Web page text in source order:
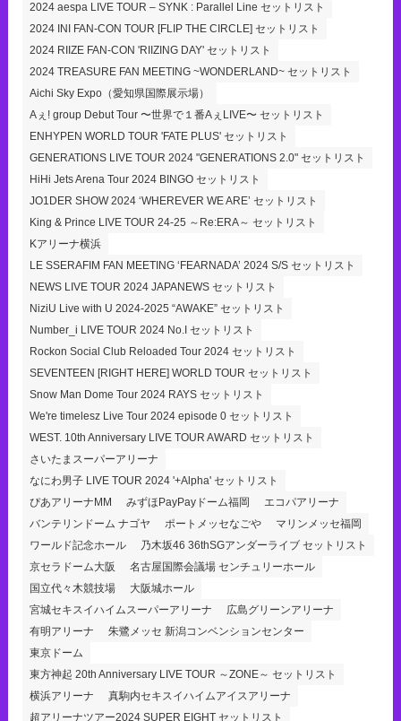
2024 aespa LIVE TOUR – SYNK : Parallel Line セットリスト
2024 INI FAN-CON TOUR [FLIP THE CIRCLE] セットリスト
2024 RIIZE FAN-CON 'RIIZING DAY' セットリスト
2024 TREASURE FAN MEETING ~WONDERLAND~ セットリスト
Aichi Sky Expo（愛知県国際展示場）
Aぇ! group Debut Tour 〜世界で１番AぇLIVE〜 セットリスト
ENHYPEN WORLD TOUR 'FATE PLUS' セットリスト
GENERATIONS LIVE TOUR 2024 "GENERATIONS 2.0" セットリスト
HiHi Jets Arena Tour 2024 BINGO セットリスト
JO1DER SHOW 2024 ‘WHEREVER WE ARE’ セットリスト
King & Prince LIVE TOUR 24-25 ～Re:ERA～ セットリスト
Kアリーナ横浜
LE SSERAFIM FAN MEETING ‘FEARNADA’ 2024 S/S セットリスト
NEWS LIVE TOUR 2024 JAPANEWS セットリスト
NiziU Live with U 2024-2025 “AWAKE” セットリスト
Number_i LIVE TOUR 2024 No.I セットリスト
Rockon Social Club Reloaded Tour 2024 セットリスト
SEVENTEEN [RIGHT HERE] WORLD TOUR セットリスト
Snow Man Dome Tour 2024 RAYS セットリスト
We're timelesz Live Tour 2024 episode 0 セットリスト
WEST. 10th Anniversary LIVE TOUR AWARD セットリスト
さいたまスーパーアリーナ
なにわ男子 LIVE TOUR 2024 '+Alpha' セットリスト
ぴあアリーナMM
みずほPayPayドーム福岡
エコパアリーナ
バンテリンドーム ナゴヤ
ポートメッセなごや
マリンメッセ福岡
ワールド記念ホール
乃木坂46 36thSGアンダーライブ セットリスト
京セラドーム大阪
名古屋国際会議場 センチュリーホール
国立代々木競技場
大阪城ホール
宮城セキスイハイムスーパーアリーナ
広島グリーンアリーナ
有明アリーナ
朱鷺メッセ 新潟コンベンションセンター
東京ドーム
東方神起 20th Anniversary LIVE TOUR ～ZONE～ セットリスト
横浜アリーナ
真駒内セキスイハイムアイスアリーナ
超アリーナツアー2024 SUPER EIGHT セットリスト